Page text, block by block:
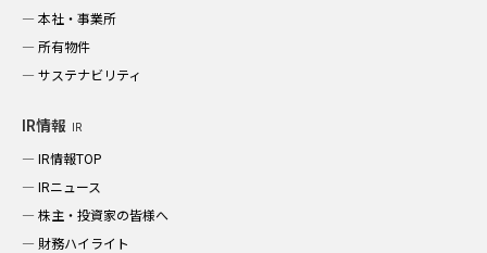
本社・事業所
所有物件
サステナビリティ
IR情報 IR
IR情報TOP
IRニュース
株主・投資家の皆様へ
財務ハイライト